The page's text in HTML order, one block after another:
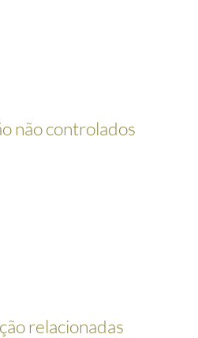
não controlados
relacionadas